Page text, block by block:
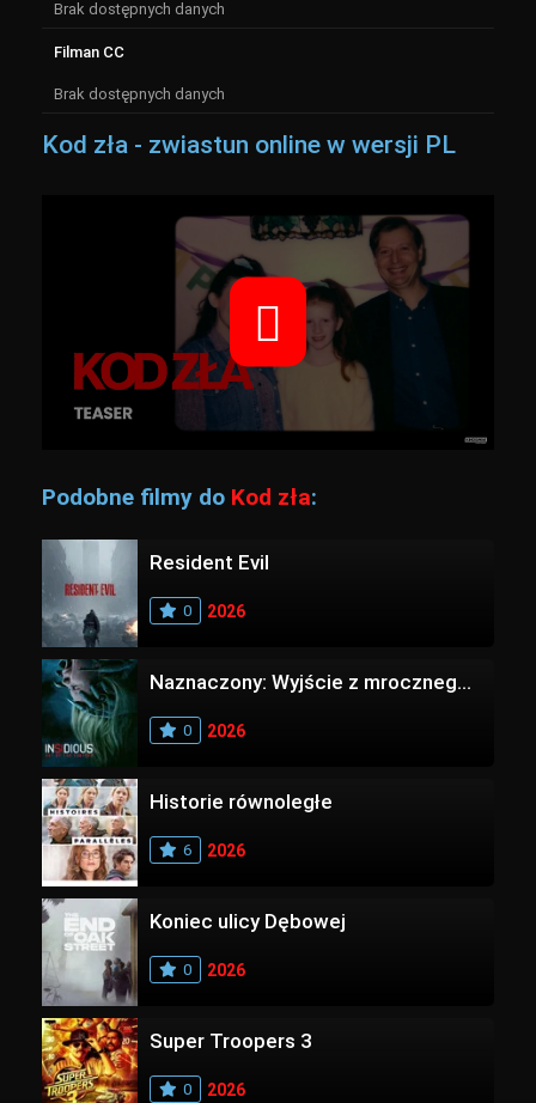
Brak dostępnych danych
Filman CC
Brak dostępnych danych
Kod zła - zwiastun online w wersji PL
Podobne filmy do Kod zła:
Resident Evil
0 2026
Naznaczony: Wyjście z mrocznego wymiaru
0 2026
Historie równoległe
6 2026
Koniec ulicy Dębowej
0 2026
Super Troopers 3
0 2026